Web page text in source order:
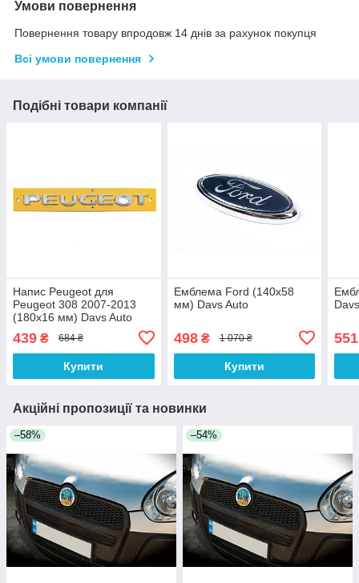
Умови повернення
Повернення товару впродовж 14 днів за рахунок покупця
Всі умови повернення
Подібні товари компанії
Напис Peugeot для
Peugeot 308 2007-2013
(180х16 мм) Davs Auto
439 ₴ 684 ₴
Купити
Емблема Ford (140х58
мм) Davs Auto
498₴ 1 070 ₴
Купити
551
Акційні пропозиції та новинки
–58% –54%